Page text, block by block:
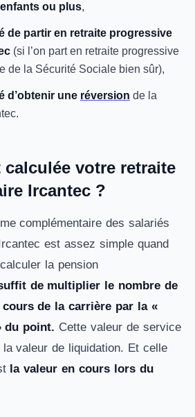
ou plus,
de partir en retraite progressive
(si l’on part en retraite progressive
de la Sécurité Sociale bien sûr),
d’obtenir une réversion de la
calculée votre retraite
Ircantec ?
complémentaire des salariés
est assez simple quand
la pension
de multiplier le nombre de
de la carrière par la «
du point. Cette valeur de service
valeur de liquidation. Et celle
la valeur en cours lors du